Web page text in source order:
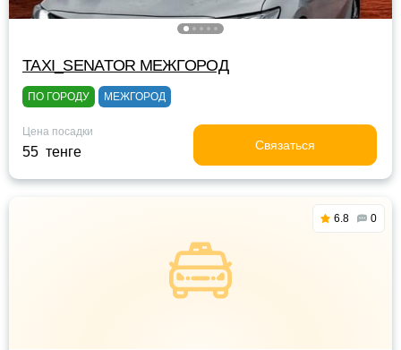
TAXI_SENATOR МЕЖГОРОД
ПО ГОРОДУ МЕЖГОРОД
Цена посадки
55 тенге Связаться
6.8 0